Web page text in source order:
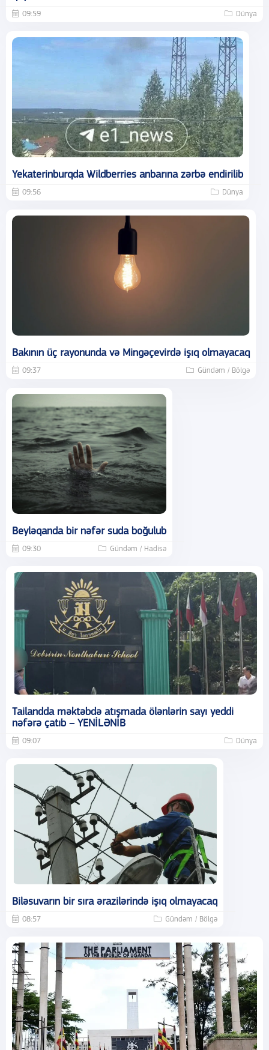
09:59 Dünya
Yekaterinburqda Wildberries anbarına zərbə endirilib
09:56 Dünya
Bakının üç rayonunda və Mingəçevirdə işıq olmayacaq
09:37 Gündəm / Bölgə
Beyləqanda bir nəfər suda boğulub
09:30 Gündəm / Hadisə
Tailandda məktəbdə atışmada ölənlərin sayı yeddi
nəfərə çatıb – YENİLƏNİB
09:07 Dünya
Biləsuvarın bir sıra ərazilərində işıq olmayacaq
08:57 Gündəm / Bölgə